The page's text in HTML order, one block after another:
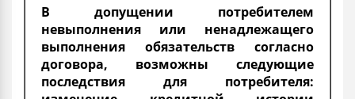
В допущении потребителем
невыполнения или ненадлежащего
выполнения обязательств согласно
договора, возможны следующие
последствия для потребителя: